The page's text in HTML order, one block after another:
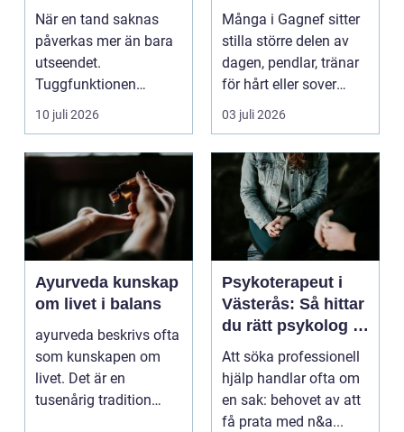
förlorade tänder
När en tand saknas
påverkas mer än bara
utseendet.
Tuggfunktionen
försämras, leendet
förändras och m...
10 juli 2026
vardagsenergi
Många i Gagnef sitter
stilla större delen av
dagen, pendlar, tränar
för hårt eller sover
dåligt. Axl...
03 juli 2026
Ayurveda kunskap
om livet i balans
ayurveda beskrivs ofta
som kunskapen om
livet. Det är en
tusenårig tradition
Psykoterapeut i
Västerås: Så hittar
du rätt psykolog i
Västerås för
samtal och terapi
Att söka professionell
hjälp handlar ofta om
en sak: behovet av att
få prata med n&a...